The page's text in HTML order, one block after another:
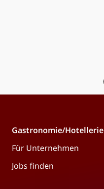
Gastronomie/Hotellerie
Für Unternehmen
Jobs finden